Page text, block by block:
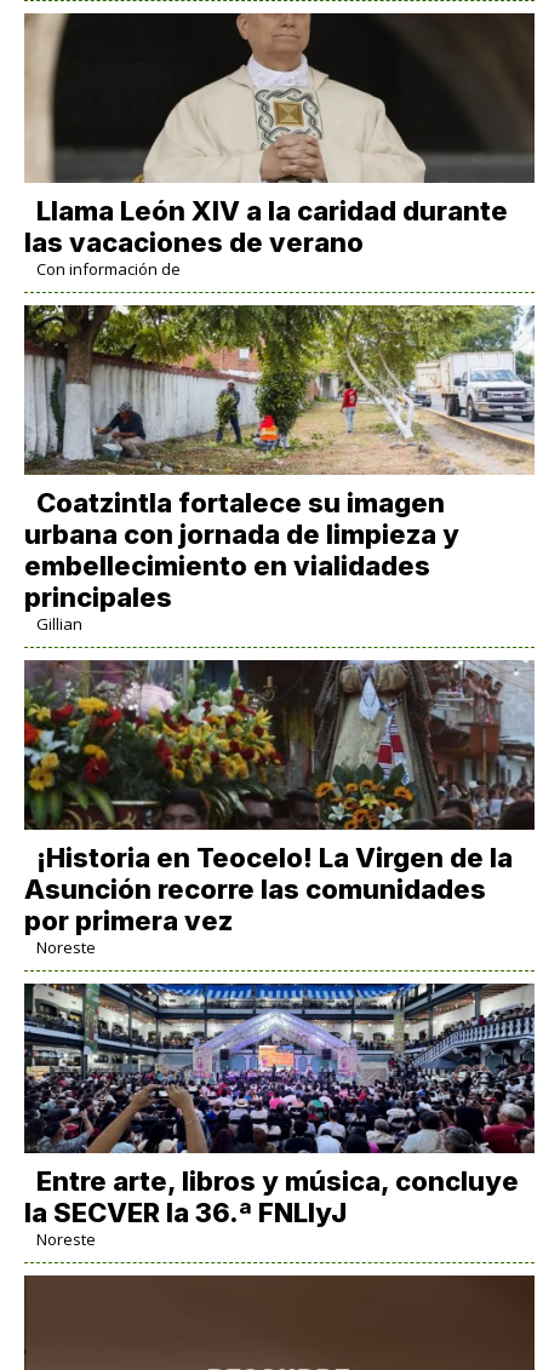
Llama León XIV a la caridad durante
las vacaciones de verano
Con información de
Coatzintla fortalece su imagen
urbana con jornada de limpieza y
embellecimiento en vialidades
principales
Gillian
​¡Historia en Teocelo! La Virgen de la
Asunción recorre las comunidades
por primera vez
Noreste
Entre arte, libros y música, concluye
la SECVER la 36.ª FNLIyJ
Noreste